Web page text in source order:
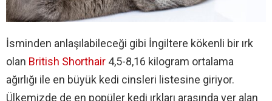
İsminden anlaşılabileceği gibi İngiltere kökenli bir ırk
olan British Shorthair 4,5-8,16 kilogram ortalama
ağırlığı ile en büyük kedi cinsleri listesine giriyor.
Ülkemizde de en popüler kedi ırkları arasında yer alan